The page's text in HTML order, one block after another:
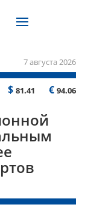
7 августа 2026
$ 81.41 € 94.06